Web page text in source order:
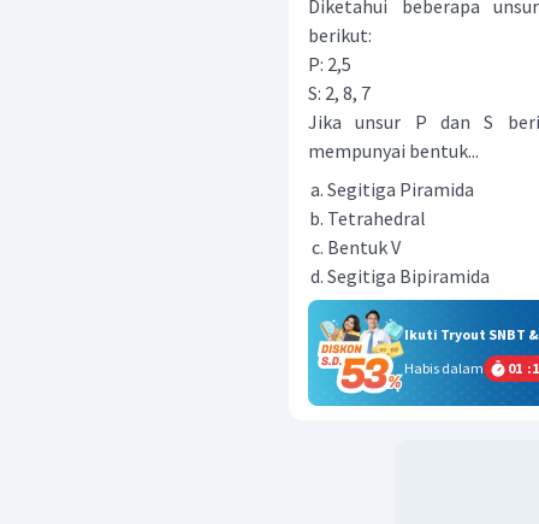
Diketahui beberapa
berikut:
P: 2,5
S: 2, 8, 7
Jika unsur P dan S
mempunyai bentuk...
Segitiga Piramida
Tetrahedral
Bentuk V
Segitiga Bipiramida
Ikuti Tryout SNBT
Habis dalam
01 :